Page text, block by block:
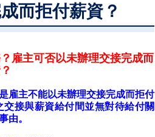
而拒付薪資？
雇主可否以未辦理交接完成而
雇主不能以未辦理交接完成而拒付
接與薪資給付間並無對待給付關
由。